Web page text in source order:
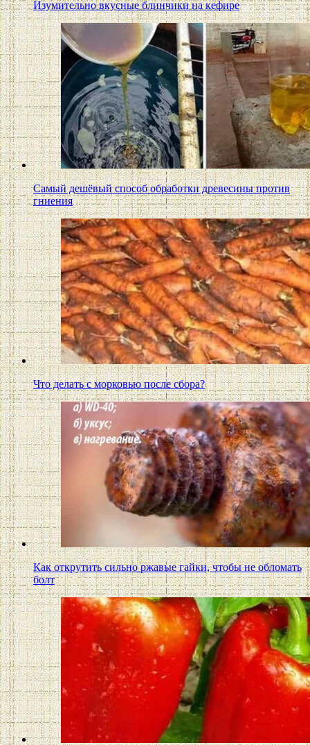
Изумительно вкусные блинчики на кефире
Самый дешёвый способ обработки древесины против
гниения
Что делать с морковью после сбора?
Как открутить сильно ржавые гайки, чтобы не обломать
болт